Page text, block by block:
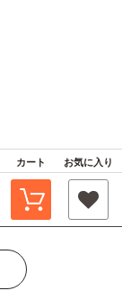
カート お気に入り